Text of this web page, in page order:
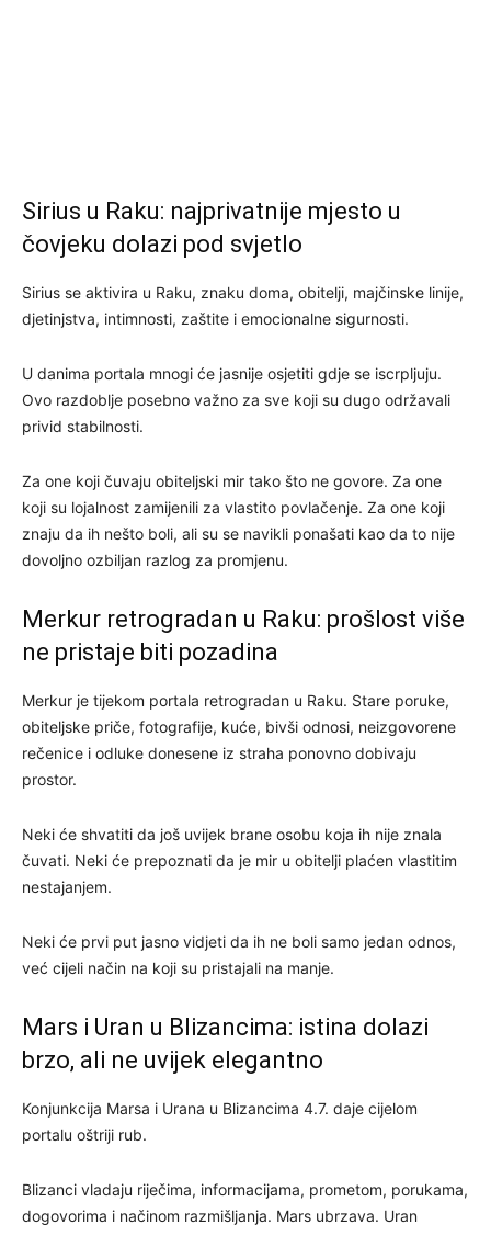
Sirius u Raku: najprivatnije mjesto u
čovjeku dolazi pod svjetlo
Sirius se aktivira u Raku, znaku doma, obitelji, majčinske linije,
djetinjstva, intimnosti, zaštite i emocionalne sigurnosti.
U danima portala mnogi će jasnije osjetiti gdje se iscrpljuju.
Ovo razdoblje posebno važno za sve koji su dugo održavali
privid stabilnosti.
Za one koji čuvaju obiteljski mir tako što ne govore. Za one
koji su lojalnost zamijenili za vlastito povlačenje. Za one koji
znaju da ih nešto boli, ali su se navikli ponašati kao da to nije
dovoljno ozbiljan razlog za promjenu.
Merkur retrogradan u Raku: prošlost više
ne pristaje biti pozadina
Merkur je tijekom portala retrogradan u Raku. Stare poruke,
obiteljske priče, fotografije, kuće, bivši odnosi, neizgovorene
rečenice i odluke donesene iz straha ponovno dobivaju
prostor.
Neki će shvatiti da još uvijek brane osobu koja ih nije znala
čuvati. Neki će prepoznati da je mir u obitelji plaćen vlastitim
nestajanjem.
Neki će prvi put jasno vidjeti da ih ne boli samo jedan odnos,
već cijeli način na koji su pristajali na manje.
Mars i Uran u Blizancima: istina dolazi
brzo, ali ne uvijek elegantno
Konjunkcija Marsa i Urana u Blizancima 4.7. daje cijelom
portalu oštriji rub.
Blizanci vladaju riječima, informacijama, prometom, porukama,
dogovorima i načinom razmišljanja. Mars ubrzava. Uran